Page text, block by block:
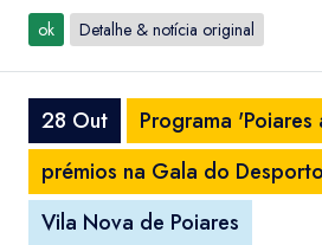
ok Detalhe & notícia original
28 Out
Programa
prémios na Gala do
Vila Nova de Poiares